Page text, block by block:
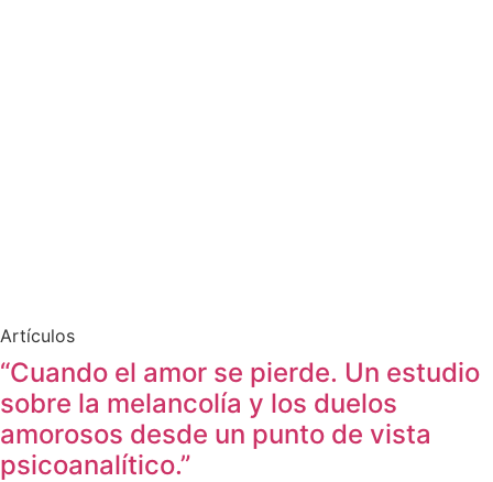
Artículos
“Cuando el amor se pierde. Un estudio
sobre la melancolía y los duelos
amorosos desde un punto de vista
psicoanalítico.”